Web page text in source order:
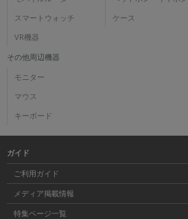
スマートウォッチ
VR機器
ケース
その他周辺機器
モニター
マウス
キーボード
ガイド
ご利用ガイド
メディア掲載情報
特集ページ一覧